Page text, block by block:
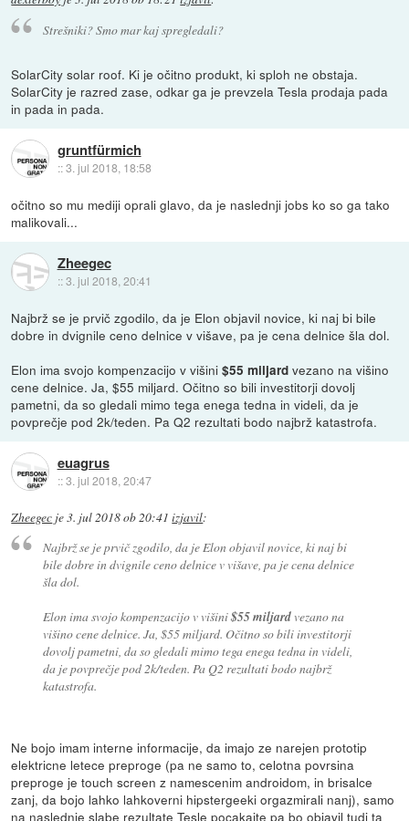
Strešniki? Smo mar kaj spregledali?
SolarCity solar roof. Ki je očitno produkt, ki sploh ne obstaja.
SolarCity je razred zase, odkar ga je prevzela Tesla prodaja pada
in pada in pada.
gruntfürmich
::3. jul 2018, 18:58
očitno so mu mediji oprali glavo, da je naslednji jobs ko so ga tako
malikovali...
Zheegec
::3. jul 2018, 20:41
Najbrž se je prvič zgodilo, da je Elon objavil novice, ki naj bi bile
dobre in dvignile ceno delnice v višave, pa je cena delnice šla dol.
Elon ima svojo kompenzacijo v višini$55 miljard vezano na višino
cene delnice. Ja, $55 miljard. Očitno so bili investitorji dovolj
pametni, da so gledali mimo tega enega tedna in videli, da je
povprečje pod 2k/teden. Pa Q2 rezultati bodo najbrž katastrofa.
euagrus
::3. jul 2018, 20:47
Zheegec je3. jul 2018 ob 20:41 izjavil:
Najbrž se je prvič zgodilo, da je Elon objavil novice, ki naj bi
bile dobre in dvignile ceno delnice v višave, pa je cena delnice
šla dol.
Elon ima svojo kompenzacijo v višini$55 miljardvezano na
višino cene delnice. Ja, $55 miljard. Očitno so bili investitorji
dovolj pametni, da so gledali mimo tega enega tedna in videli,
da je povprečje pod 2k/teden. Pa Q2 rezultati bodo najbrž
katastrofa.
Ne bojo imam interne informacije, da imajo ze narejen prototip
elektricne letece preproge (pa ne samo to, celotna povrsina
preproge je touch screen z namescenim androidom, in brisalce
zanj, da bojo lahko lahkoverni hipstergeeki orgazmirali nanj), samo
na naslednje slabe rezultate Tesle pocakajte pa bo objavil tudi ta